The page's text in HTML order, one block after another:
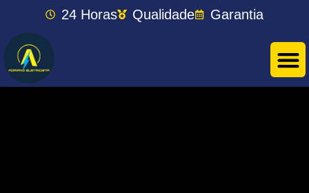
24 Horas Qualidade Garantia